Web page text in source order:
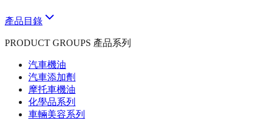
產品目錄
PRODUCT GROUPS 產品系列
汽車機油
汽車添加劑
摩托車機油
化學品系列
車輛美容系列